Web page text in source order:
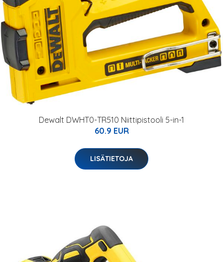
Dewalt DWHT0-TR510 Niittipistooli 5-in-1
60.9 EUR
LISÄTIETOJA